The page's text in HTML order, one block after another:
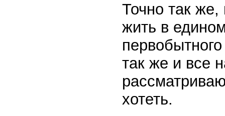
Точно так
жить в
так же и все
хотеть.